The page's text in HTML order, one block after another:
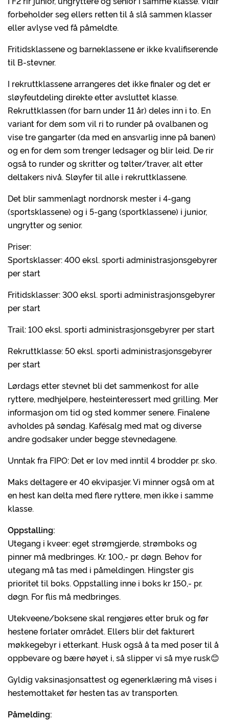
forbeholder seg ellers retten til å slå sammen klasser
eller avlyse ved få påmeldte.
Fritidsklassene og barneklassene er ikke kvalifiserende
til B-stevner.
I rekruttklassene arrangeres det ikke finaler og det er
sløyfeutdeling direkte etter avsluttet klasse.
Rekruttklassen (for barn under 11 år) deles inn i to. En
variant for dem som vil ri to runder på ovalbanen og
vise tre gangarter (da med en ansvarlig inne på banen)
og en for dem som trenger ledsager og blir leid. De rir
også to runder og skritter og tølter/traver, alt etter
deltakers nivå. Sløyfer til alle i rekruttklassene.
Det blir sammenlagt nordnorsk mester i 4-gang
(sportsklassene) og i 5-gang (sportklassene) i junior,
ungrytter og senior.
Priser:
Sportsklasser: 400 eksl. sporti administrasjonsgebyrer
per start
Fritidsklasser: 300 eksl. sporti administrasjonsgebyrer
per start
Trail: 100 eksl. sporti administrasjonsgebyrer per start
Rekruttklasse: 50 eksl. sporti administrasjonsgebyrer
per start
Lørdags etter stevnet bli det sammenkost for alle
ryttere, medhjelpere, hesteinteressert med grilling. Mer
informasjon om tid og sted kommer senere. Finalene
avholdes på søndag. Kafésalg med mat og diverse
andre godsaker under begge stevnedagene.
Unntak fra FIPO: Det er lov med inntil 4 brodder pr. sko.
Maks deltagere er 40 ekvipasjer. Vi minner også om at
en hest kan delta med flere ryttere, men ikke i samme
klasse.
Oppstalling:
Utegang i kveer: eget strømgjerde, strømboks og
pinner må medbringes. Kr. 100,- pr. døgn. Behov for
utegang må tas med i påmeldingen. Hingster gis
prioritet til boks. Oppstalling inne i boks kr 150,- pr.
døgn. For flis må medbringes.
Utekveene/boksene skal rengjøres etter bruk og før
hestene forlater området. Ellers blir det fakturert
møkkegebyr i etterkant. Husk også å ta med poser til å
oppbevare og bære høyet i, så slipper vi så mye rusk😊
Gyldig vaksinasjonsattest og egenerklæring må vises i
hestemottaket før hesten tas av transporten.
Påmelding: